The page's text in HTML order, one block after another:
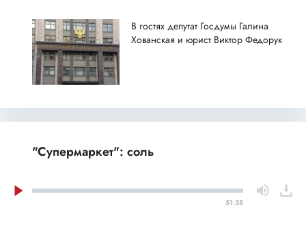
В гостях депутат Госдумы Галина
Хованская и юрист Виктор Федорук
"Супермаркет": соль
51:38